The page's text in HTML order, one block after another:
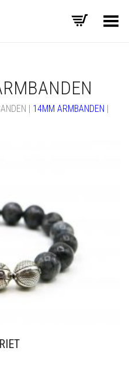
Toggle Menu
| 14MM ARMBANDEN |